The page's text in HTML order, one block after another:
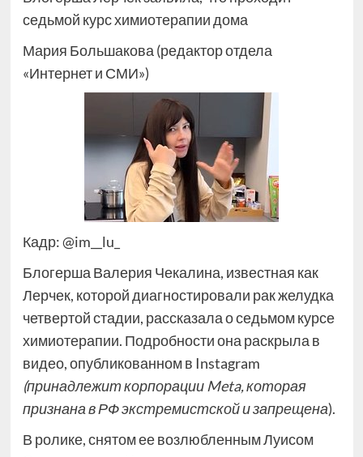
седьмой курс химиотерапии дома
Мария Большакова (редактор отдела
«Интернет и СМИ»)
Кадр: @im__lu_
Блогерша Валерия Чекалина, известная как
Лерчек, которой диагностировали рак желудка
четвертой стадии, рассказала о седьмом курсе
химиотерапии. Подробности она раскрыла в
видео, опубликованном в Instagram
(принадлежит корпорации Meta, которая
признана в РФ экстремистской и запрещена).
В ролике, снятом ее возлюбленным Луисом